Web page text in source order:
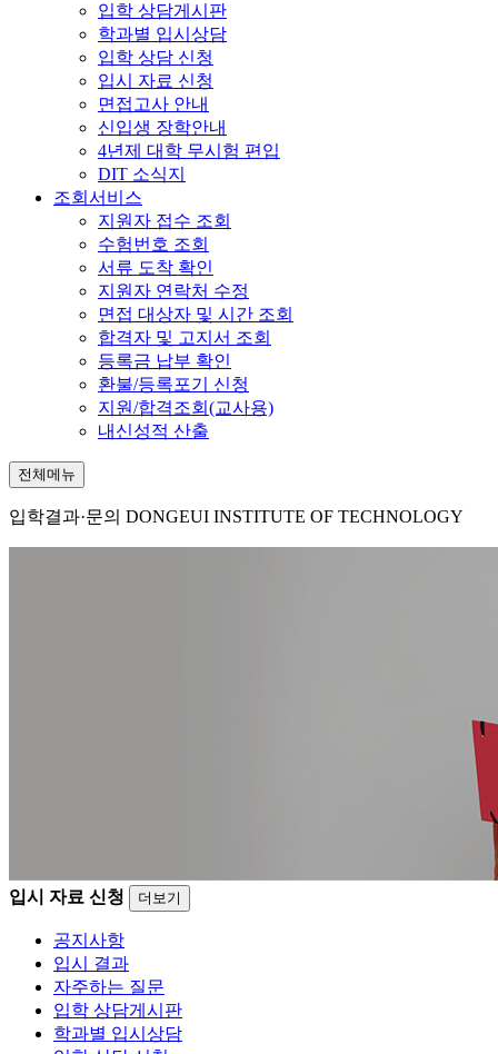
입학 상담게시판
학과별 입시상담
입학 상담 신청
입시 자료 신청
면접고사 안내
신입생 장학안내
4년제 대학 무시험 편입
DIT 소식지
조회서비스
지원자 접수 조회
수험번호 조회
서류 도착 확인
지원자 연락처 수정
면접 대상자 및 시간 조회
합격자 및 고지서 조회
등록금 납부 확인
환불/등록포기 신청
지원/합격조회(교사용)
내신성적 산출
전체메뉴
입학결과·문의 DONGEUI INSTITUTE OF TECHNOLOGY
입시 자료 신청 더보기
공지사항
입시 결과
자주하는 질문
입학 상담게시판
학과별 입시상담